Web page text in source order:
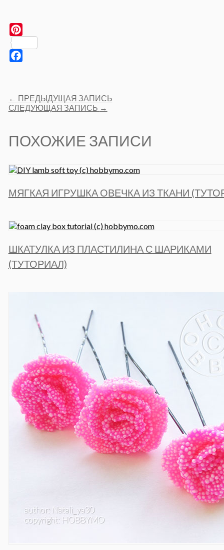
Post
navigation
← ПРЕДЫДУЩАЯ ЗАПИСЬ
СЛЕДУЮЩАЯ ЗАПИСЬ →
ПОХОЖИЕ ЗАПИСИ
МЯГКАЯ ИГРУШКА ОВЕЧКА ИЗ ТКАНИ
ШКАТУЛКА ИЗ ПЛАСТИЛИНА С ШАРИКАМИ
(ТУТОРИАЛ)